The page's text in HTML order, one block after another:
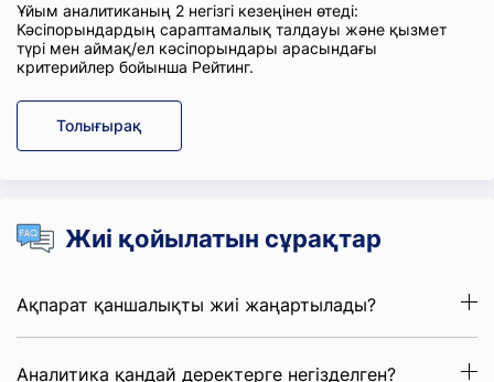
Ұйым аналитиканың 2 негізгі кезеңінен өтеді:
Кәсіпорындардың сараптамалық талдауы және қызмет
түрі мен аймақ/ел кәсіпорындары арасындағы
критерийлер бойынша Рейтинг.
Толығырақ
Жиі қойылатын сұрақтар
Ақпарат қаншалықты жиі жаңартылады?
Аналитика қандай деректерге негізделген?